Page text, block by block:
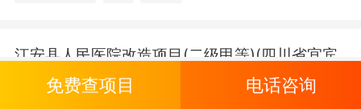
江安县人民医院改造项目(二级甲等)(四川省宜宾
大型
免费查项目 电话咨询